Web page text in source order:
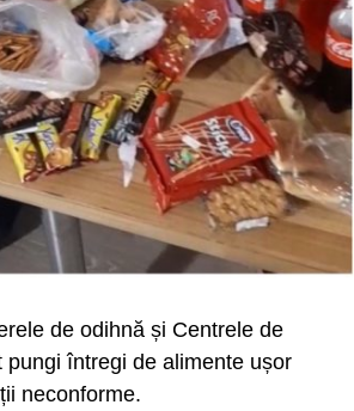
de odihnă și Centrele de
întregi de alimente ușor
neconforme.